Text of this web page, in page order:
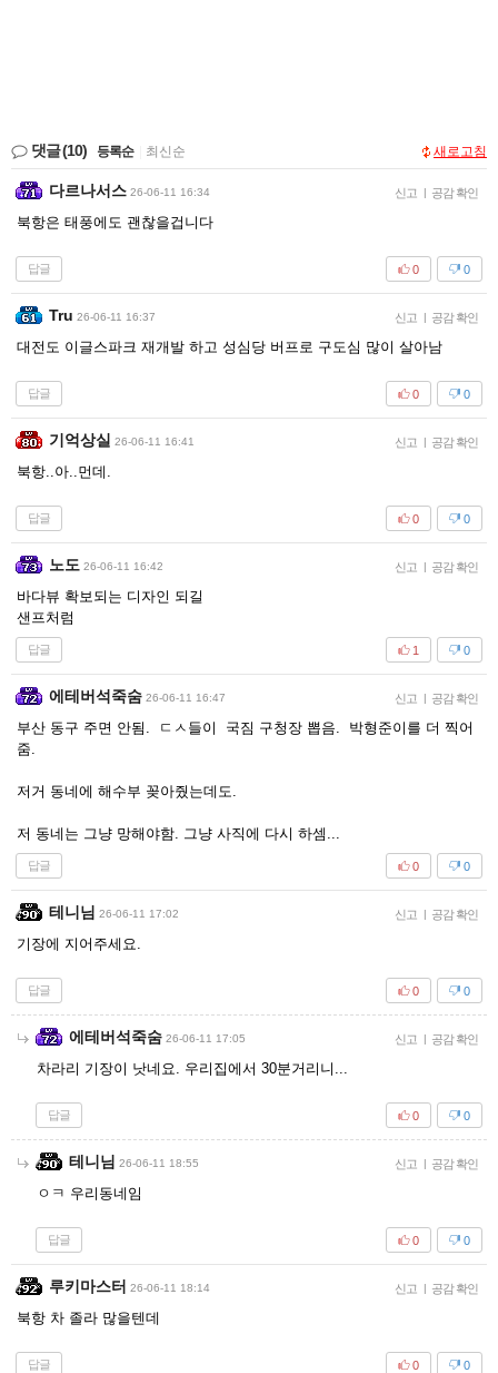
댓글(10) 등록순 최신순 새로고침
다르나서스 26-06-11 16:34 신고 | 공감 확인
북항은 태풍에도 괜찮을겁니다
답글 0
0
Tru 26-06-11 16:37 신고 | 공감 확인
대전도 이글스파크 재개발 하고 성심당 버프로 구도심 많이 살아남
답글 0
0
기억상실 26-06-11 16:41 신고 | 공감 확인
북항..아..먼데.
답글 0
0
노도 26-06-11 16:42 신고 | 공감 확인
바다뷰 확보되는 디자인 되길
샌프처럼
답글 0
1
에테버석죽숨 26-06-11 16:47 신고 | 공감 확인
부산 동구 주면 안됨. ㄷㅅ들이 국짐 구청장 뽑음. 박형준이를 더 찍어
줌.
저거 동네에 해수부 꽂아줬는데도.
저 동네는 그냥 망해야함. 그냥 사직에 다시 하셈...
답글 0
0
테니님 26-06-11 17:02 신고 | 공감 확인
기장에 지어주세요.
답글 0
0
에테버석죽숨 26-06-11 17:05 신고 | 공감 확인
차라리 기장이 낫네요. 우리집에서 30분거리니...
답글 0
0
테니님 26-06-11 18:55 신고 | 공감 확인
ㅇㅋ 우리동네임
답글 0
0
루키마스터 26-06-11 18:14 신고 | 공감 확인
북항 차 졸라 많을텐데
답글 0
0